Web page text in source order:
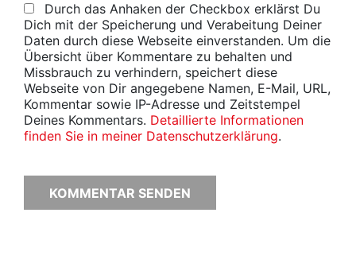
Durch das Anhaken der Checkbox erklärst Du
Dich mit der Speicherung und Verabeitung Deiner
Daten durch diese Webseite einverstanden. Um die
Übersicht über Kommentare zu behalten und
Missbrauch zu verhindern, speichert diese
Webseite von Dir angegebene Namen, E-Mail, URL,
Kommentar sowie IP-Adresse und Zeitstempel
Deines Kommentars. Detaillierte Informationen
finden Sie in meiner Datenschutzerklärung.